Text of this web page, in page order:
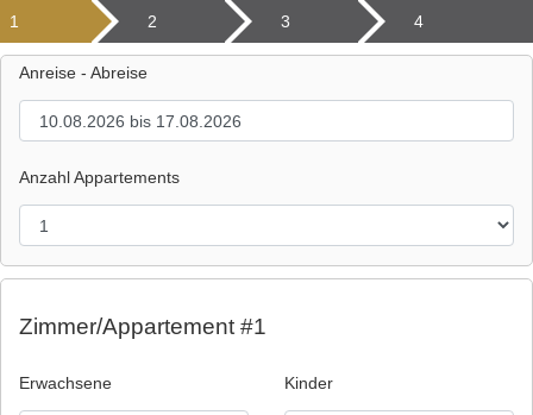
1 2 3 4
Anreise - Abreise
Anzahl Appartements
Zimmer/Appartement #1
Erwachsene Kinder